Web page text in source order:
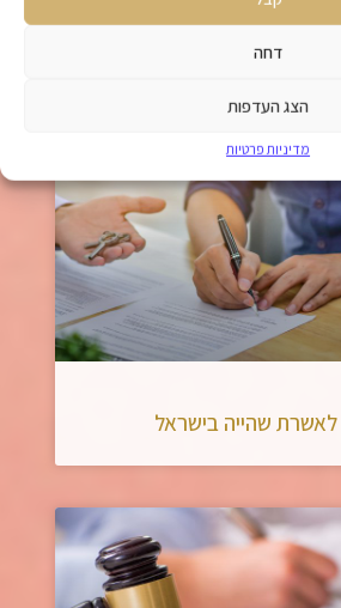
דחה
הצג העדפות
מדיניות פרטיות
עבודה לעובדים זרים
שהייה בישראל